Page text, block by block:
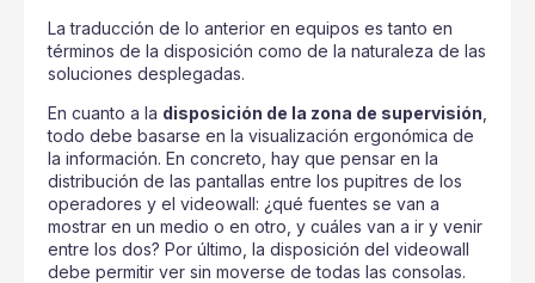
La traducción de lo anterior en equipos es tanto en
términos de la disposición como de la naturaleza de las
soluciones desplegadas.
En cuanto a la disposición de la zona de supervisión
todo debe basarse en la visualización ergonómica de
la información. En concreto, hay que pensar en la
distribución de las pantallas entre los pupitres de los
operadores y el videowall: ¿qué fuentes se van a
mostrar en un medio o en otro, y cuáles van a ir y venir
entre los dos? Por último, la disposición del videowall
debe permitir ver sin moverse de todas las consolas.